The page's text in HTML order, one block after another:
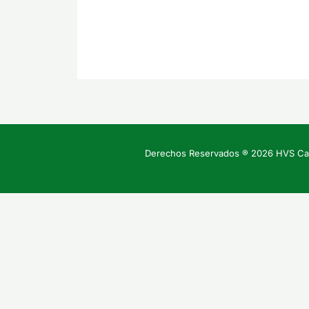
Derechos Reservados ® 2026 HVS